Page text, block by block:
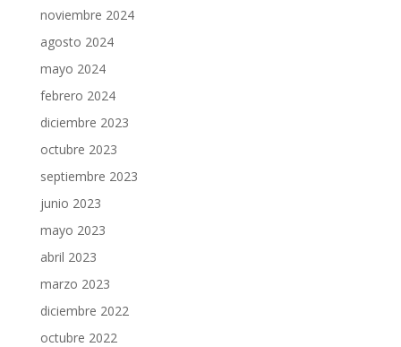
noviembre 2024
agosto 2024
mayo 2024
febrero 2024
diciembre 2023
octubre 2023
septiembre 2023
junio 2023
mayo 2023
abril 2023
marzo 2023
diciembre 2022
octubre 2022